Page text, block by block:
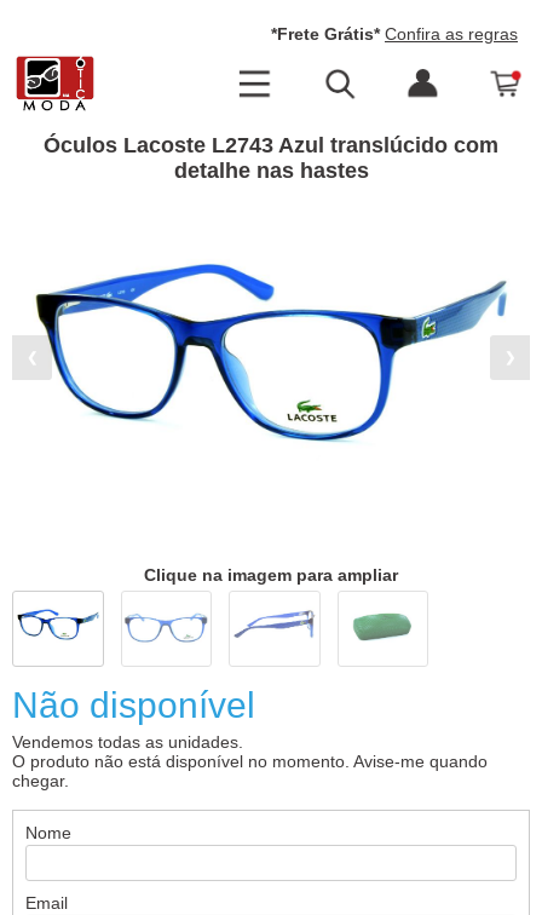
*Frete Grátis* Confira as regras
Óculos Lacoste L2743 Azul translúcido com
detalhe nas hastes
❮ ❯
Clique na imagem para ampliar
Não disponível
Vendemos todas as unidades.
O produto não está disponível no momento. Avise-me quando
chegar.
Nome
Email